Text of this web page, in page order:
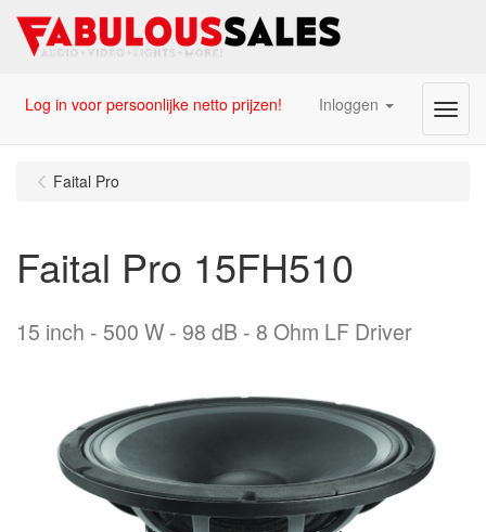
Log in voor persoonlijke netto prijzen! Inloggen Menu
Faital Pro
Faital Pro 15FH510
15 inch - 500 W - 98 dB - 8 Ohm LF Driver